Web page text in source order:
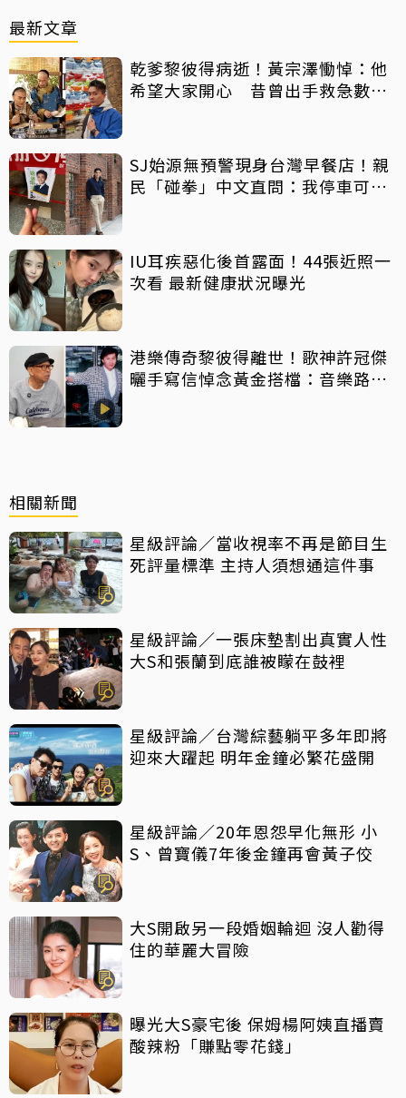
最新文章
乾爹黎彼得病逝！黃宗澤慟悼：他
希望大家開心 昔曾出手救急數十
SJ始源無預警現身台灣早餐店！親
民「碰拳」中文直問：我停車可以
IU耳疾惡化後首露面！44張近照一
次看 最新健康狀況曝光
港樂傳奇黎彼得離世！歌神許冠傑
曬手寫信悼念黃金搭檔：音樂路上
相關新聞
星級評論／當收視率不再是節目生
死評量標準 主持人須想通這件事
星級評論／一張床墊割出真實人性
大S和張蘭到底誰被矇在鼓裡
星級評論／台灣綜藝躺平多年即將
迎來大躍起 明年金鐘必繁花盛開
星級評論／20年恩怨早化無形 小
S、曾寶儀7年後金鐘再會黃子佼
大S開啟另一段婚姻輪迴 沒人勸得
住的華麗大冒險
曝光大S豪宅後 保姆楊阿姨直播賣
酸辣粉「賺點零花錢」